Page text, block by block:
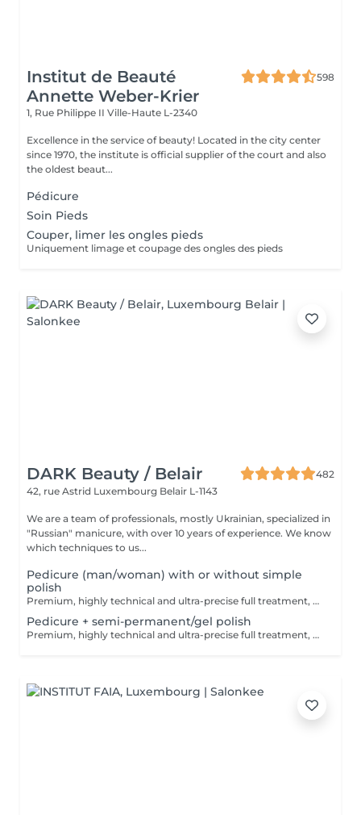
Institut de Beauté
Annette Weber-Krier
598
1, Rue Philippe II Ville-Haute L-2340
Excellence in the service of beauty! Located in the city center
since 1970, the institute is official supplier of the court and also
the oldest beaut...
Pédicure
Soin Pieds
Couper, limer les ongles pieds
Uniquement limage et coupage des ongles des pieds
DARK Beauty / Belair
482
42, rue Astrid Luxembourg Belair L-1143
We are a team of professionals, mostly Ukrainian, specialized in
"Russian" manicure, with over 10 years of experience. We know
which techniques to us...
Pedicure (man/woman) with or without simple
polish
Premium, highly technical and ultra-precise full treatment, performed mainly with an e-file to achieve a perfectly clean nail contour and apply the polish as close as possible, even slightly under the cuticle. This technique helps visually delay the regrowth by around 10 days. Visual result: -Extremely well-groomed nails, clean contours, flawless shape -Instagram / photo studio effect: neat, precise, with no visible dry skin Service content: -Removal of old semi-permanent and/or gel polish (if needed, please book accordingly this option via this screen) -Very meticulous preparation of the nail plate -Shape and file nails -Gentle cuticle care -Removal of dead skin -Heels are cleaned -Application of a transparent simple polish (if desired) OR application of your own simple polish (if needed, please book accordingly this option via this screen) -Application of cuticle oil and feet cream
Pedicure + semi-permanent/gel polish
Premium, highly technical and ultra-precise full treatment, performed mainly with an e-file to achieve a perfectly clean nail contour and apply the polish as close as possible, even slightly under the cuticle. This technique helps visually delay the regrowth by around 10 days. Visual result: -Extremely well-groomed nails, clean contours, flawless shape -Instagram / photo studio effect: neat, precise, with no visible dry skin A perfect solution for flawless and long-lasting nails: -The average durability is 6 weeks!! Service content: -Removal of old semi-permanent and/or gel polish (if needed, already include in this price/service) -Very meticulous preparation of the nail plate -Shape and file nails -Gentle cuticle care -Removal of dead skin -Heels are cleaned -Application of semi-permanent nail polish -Application of cuticle oil and feet cream Optional : -Price per nail for nail art on up to 5 nails (if so please book "WITH simple design") +3€/nail -Price for simple design (French, Chrome, Baby Boomer, Cat Eyes, Stickers, Foil) 6-10 nails -> +20€ -Price for complex design (3D, Hand drawings, Stamping, French with Chrome, Baby Boomer with Chrome, French with Cat Eyes) 6-10 nails -> +30€ -Price per nail extension/reconstruction, maximum 2 nails (if so please book "WITH extension/reconstruction") +10€/nail